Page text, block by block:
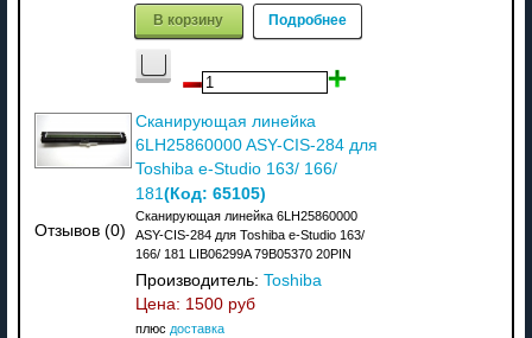
В корзину Подробнее
Отзывов (0)
Сканирующая линейка
6LH25860000 ASY-CIS-284 для
Toshiba e-Studio 163/ 166/
181 (Код: 65105)
Сканирующая линейка 6LH25860000
ASY-CIS-284 для Toshiba e-Studio 163/
166/ 181 LIB06299A 79B05370 20PIN
Производитель: Toshiba
Цена: 1500 руб
плюс доставка